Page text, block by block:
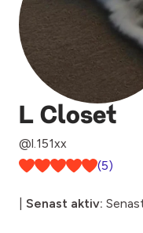
L Closet
@l.151xx
(5)
Senast aktiv: